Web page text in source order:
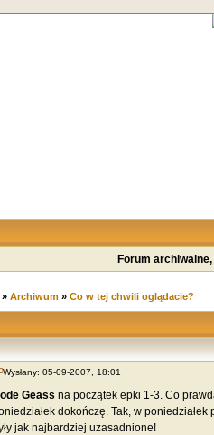
Forum
Archiwum» Co w tej chwili oglądacie?
Wysłany: 05-09-2007, 18:01
Geass na początek epki 1-3. Co
dokończę. Tak, w
jak najbardziej uzasadnione!